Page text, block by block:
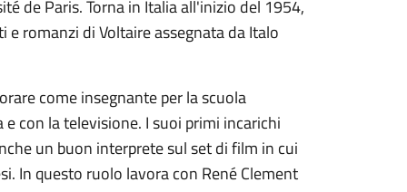
de Paris. Torna in Italia all'inizio del 1954,
romanzi di Voltaire assegnata da Italo
come insegnante per la scuola
con la televisione. I suoi primi incarichi
un buon interprete sul set di film in cui
In questo ruolo lavora con René Clement